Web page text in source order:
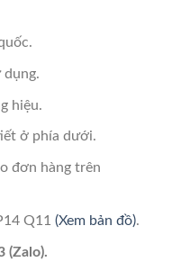
dụng.
hiệu.
ở phía dưới.
đơn hàng trên
Q11 (Xem bản đồ).
(Zalo).